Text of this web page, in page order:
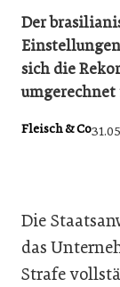
Der
sich die
Fleisch & Co
Die
das
Strafe